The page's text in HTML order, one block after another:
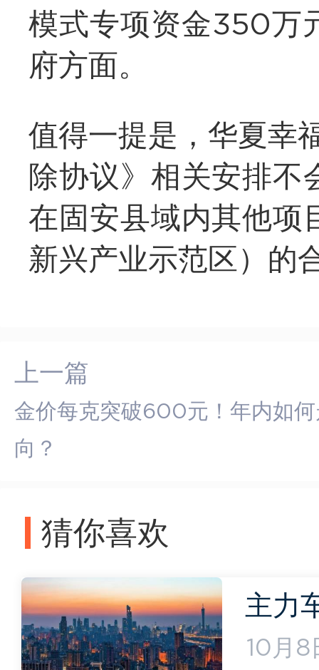
模式专项资金350万
府方面。
值得一提是，华夏幸
除协议》相关安排不
在固安县域内其他项
新兴产业示范区）的
上一篇
金价每克突破600元！年内如何
向？
猜你喜欢
主力
跌9
10月8